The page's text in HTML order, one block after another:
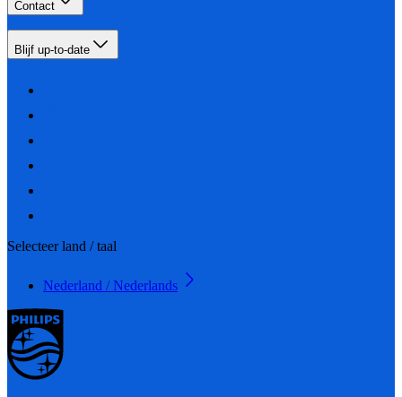
Contact
Blijf up-to-date
Selecteer land / taal
Nederland / Nederlands